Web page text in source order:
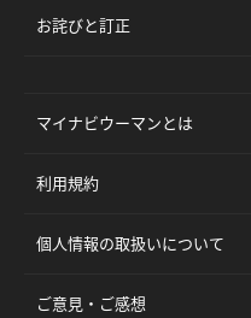
お詫びと訂正
マイナビウーマンとは
利用規約
個人情報の取扱いについて
ご意見・ご感想